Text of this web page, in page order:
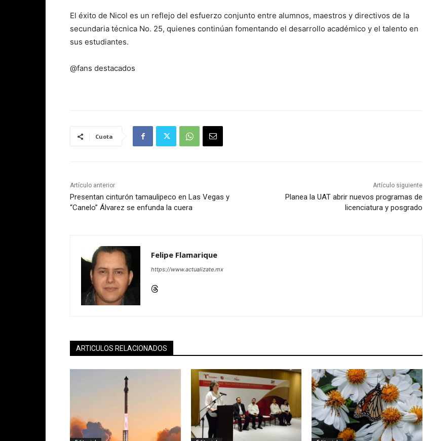
El éxito de Nicol es un reflejo del esfuerzo conjunto entre alumnos, maestros y directivos de la
secundaria técnica No. 25, quienes continúan fomentando el desarrollo académico y el talento en
sus estudiantes.
@fans destacados
Cuota
Artículo anterior
Presentan cinturón tamaulipeco en Las Vegas y
“Canelo” Álvarez se enfunda la cuera
Artículo siguiente
Planea la UAT abrir nuevos programas de
licenciatura y posgrado
Felipe Flamarique
https://www.actualizate.mx
ARTICULOS RELACIONADOS